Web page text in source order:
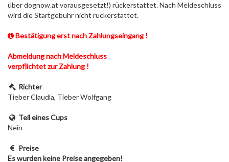
über dognow.at vorausgesetzt!) rückerstattet. Nach Meldeschluss
wird die Startgebühr nicht rückerstattet.
Bestätigung erst nach Zahlungseingang !
Abmeldung nach Meldeschluss
verpflichtet zur Zahlung !
Richter
Tieber Claudia, Tieber Wolfgang
Teil eines Cups
Nein
Preise
Es wurden keine Preise angegeben!